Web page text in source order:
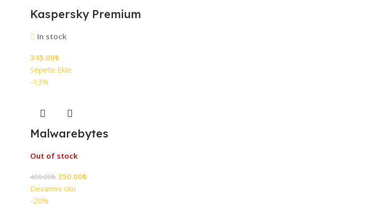
Kaspersky Premium
In stock
345.00₺
Sepete Ekle
-13%
Malwarebytes
Out of stock
400.00₺ 350.00₺
Devamını oku
-20%